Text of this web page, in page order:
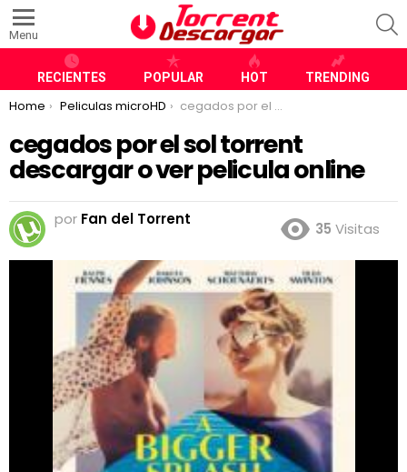
Menu
RECIENTES POPULAR HOT TRENDING
You are here:
Home Peliculas microHD cegados por el sol torrent descargar o ver pelicula online
cegados por el sol torrent
descargar o ver pelicula online
por Fan del Torrent
35 Visitas